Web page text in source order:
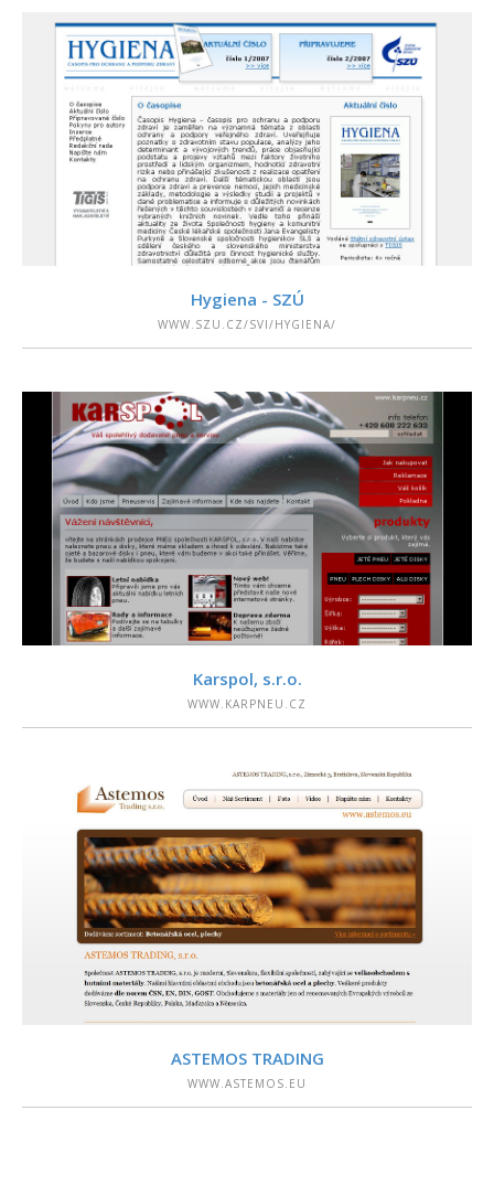
PODROBNOSTI
Hygiena - SZÚ
WWW.SZU.CZ/SVI/HYGIENA/
PODROBNOSTI
Karspol, s.r.o.
WWW.KARPNEU.CZ
PODROBNOSTI
ASTEMOS TRADING
WWW.ASTEMOS.EU